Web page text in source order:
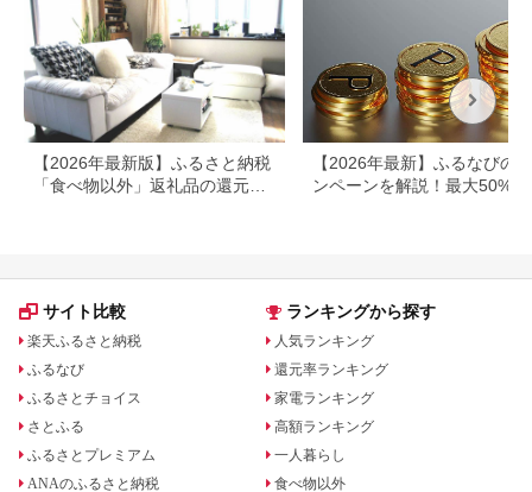
【2026年最新版】ふるさと納税
「食べ物以外」返礼品の還元率
【2026年最新】ふるなびの
ンペーンを解説！最大50%還
サイト比較
楽天ふるさと納税
ふるなび
ふるさとチョイス
さとふる
ふるさとプレミアム
ANAのふるさと納税
ランキングから探す
人気ランキング
還元率ランキング
家電ランキング
高額ランキング
一人暮らし
食べ物以外